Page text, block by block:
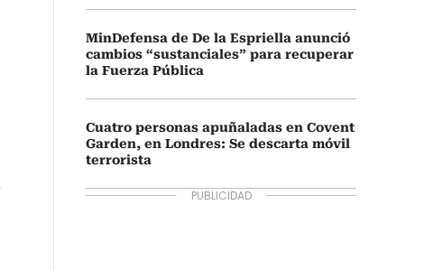
MinDefensa de De la Espriella anunció
cambios “sustanciales” para recuperar
la Fuerza Pública
Cuatro personas apuñaladas en Covent
Garden, en Londres: Se descarta móvil
terrorista